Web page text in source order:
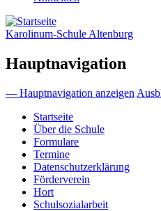
Karolinum-Schule Altenburg
Hauptnavigation
— Hauptnavigation anzeigen
Startseite
Über die Schule
Formulare
Termine
Datenschutzerklärung
Förderverein
Hort
Schulsozialarbeit